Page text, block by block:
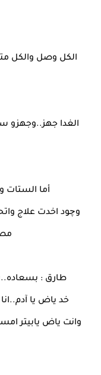
الكل وصل والكل
الغدا جهز..وجهزو
أما الستات
وچود اخدت علاج
طارق :
خد ياض يا
وانت ياض يابيتر